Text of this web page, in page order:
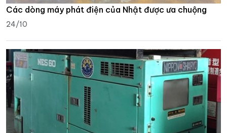
Các dòng máy phát điện của Nhật được ưa chuộng
24/10